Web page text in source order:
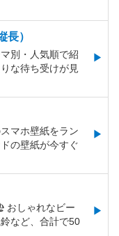
）
別・人気順で紹
な待ち受けが見
マホ壁紙をラン
の壁紙が今すぐ
おしゃれなビー
など、合計で50